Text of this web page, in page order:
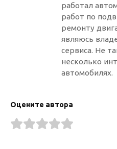
работал
работ по
ремонту
являюсь
сервиса. Не
несколько
автомобилях.
Оцените автора